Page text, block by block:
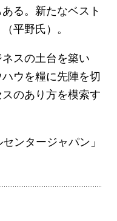
る。新たなベスト
平野氏）。
スの土台を築い
ウを糧に先陣を切
のあり方を模索す
ンタージャパン」